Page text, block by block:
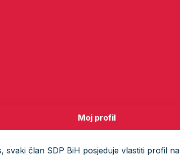
Moj profil
svaki član SDP BiH posjeduje vlastiti profil